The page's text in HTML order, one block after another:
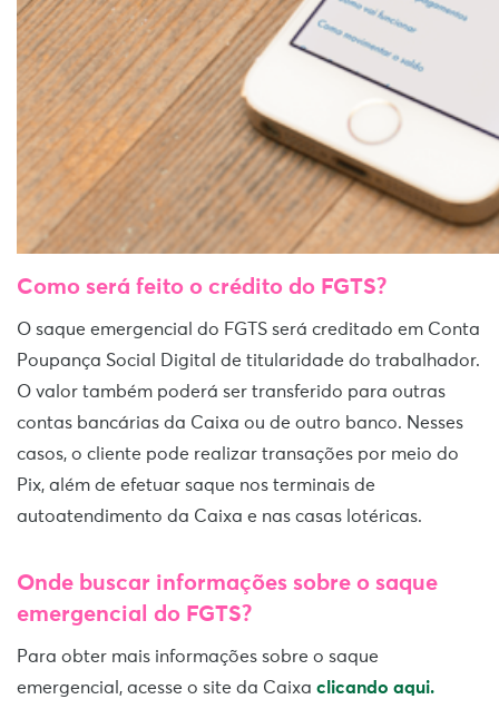
Como será feito o crédito do FGTS?
O saque emergencial do FGTS será creditado em Conta
Poupança Social Digital de titularidade do trabalhador.
O valor também poderá ser transferido para outras
contas bancárias da Caixa ou de outro banco. Nesses
casos, o cliente pode realizar transações por meio do
Pix, além de efetuar saque nos terminais de
autoatendimento da Caixa e nas casas lotéricas.
Onde buscar informações sobre o saque
emergencial do FGTS?
Para obter mais informações sobre o saque
emergencial, acesse o site da Caixa clicando aqui.